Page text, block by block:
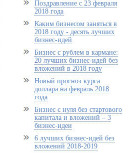
Поздравление с 23 февраля
2018 года
Каким бизнесом заняться в
2018 году - десять лучших
бизнес-идей
Бизнес с рублем в кармане:
20 лучших бизнес-идей без
вложений в 2018 году
Новый прогноз курса
доллара на февраль 2018
года
Бизнес с нуля без стартового
капитала и вложений – 3
бизнес-идеи
6 лучших бизнес-идей без
вложений 2018-2019